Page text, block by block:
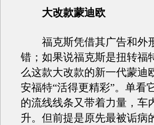
大改款蒙迪欧
福克斯凭借其广告和外
错；如果说福克斯是扭转福
么这款大改款的新一代蒙迪
安福特“活得更精彩”。单看
的流线线条又带着力量，车
升。但前提是原先最被诟病